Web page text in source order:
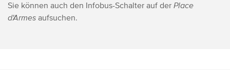
Sie können auch den Infobus-Schalter auf der Place
d'Armes aufsuchen.